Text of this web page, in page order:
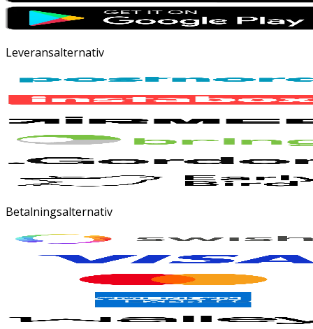
Leveransalternativ
Betalningsalternativ